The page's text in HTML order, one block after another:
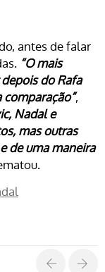
antes de falar
“O mais
do Rafa
,
Nadal e
mas outras
de uma maneira